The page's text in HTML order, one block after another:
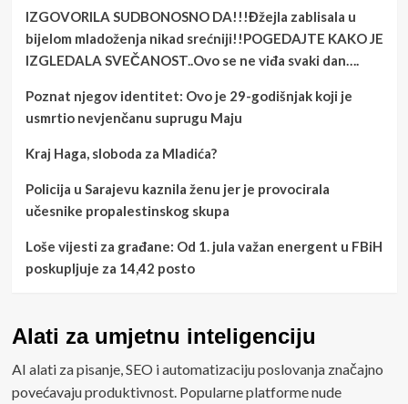
IZGOVORILA SUDBONOSNO DA!!!Đžejla zablisala u
bijelom mladoženja nikad srećniji!!POGEDAJTE KAKO JE
IZGLEDALA SVEČANOST..Ovo se ne viđa svaki dan….
Poznat njegov identitet: Ovo je 29-godišnjak koji je
usmrtio nevjenčanu suprugu Maju
Kraj Haga, sloboda za Mladića?
Policija u Sarajevu kaznila ženu jer je provocirala
učesnike propalestinskog skupa
Loše vijesti za građane: Od 1. jula važan energent u FBiH
poskupljuje za 14,42 posto
Alati za umjetnu inteligenciju
AI alati za pisanje, SEO i automatizaciju poslovanja značajno
povećavaju produktivnost. Popularne platforme nude